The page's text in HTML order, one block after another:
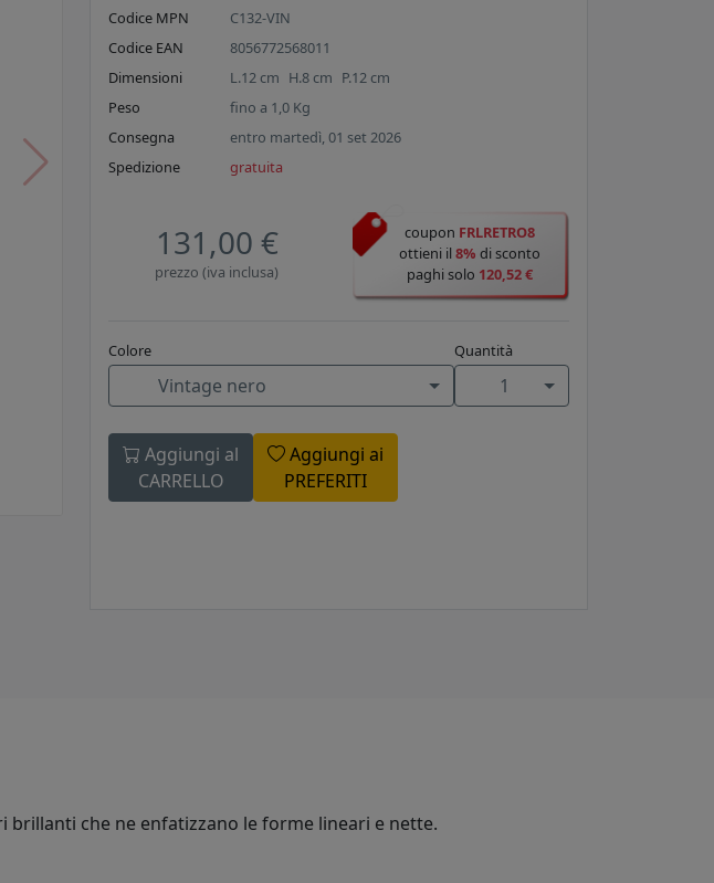
Codice MPN
C132-VIN
Codice EAN
8056772568011
Dimensioni
L.12 cm H.8 cm P.12 cm
Peso
fino a 1,0 Kg
Consegna
entro martedì, 01 set 2026
Spedizione
gratuita
131,00 €
prezzo (iva inclusa)
coupon FRLRETRO8
ottieni il8% di sconto
paghi solo 120,52 €
Colore
Vintage nero
Quantità
1
Aggiungi al
CARRELLO
Aggiungi ai
PREFERITI
brillanti che ne enfatizzano le forme lineari e nette.